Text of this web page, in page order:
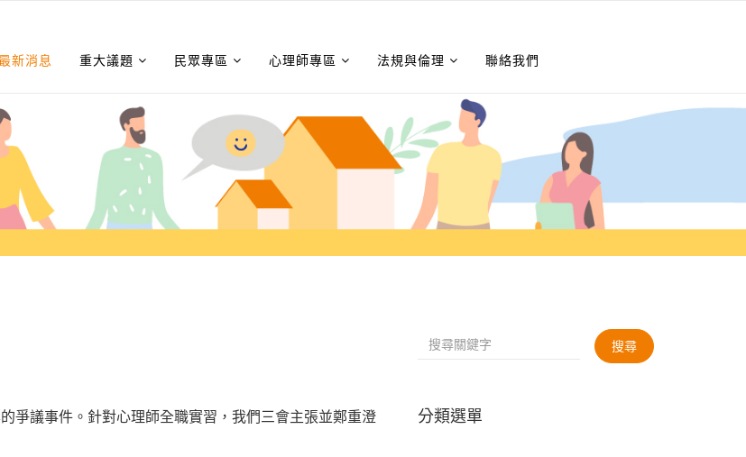
新消息 重大議題 民眾專區 心理師專區 法規與倫理 聯絡我們
爭議事件。針對心理師全職實習，我們三會主張並鄭重澄
搜尋
分類選單